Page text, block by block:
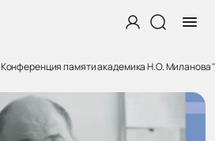
Конференция памяти академика Н.О. Миланова